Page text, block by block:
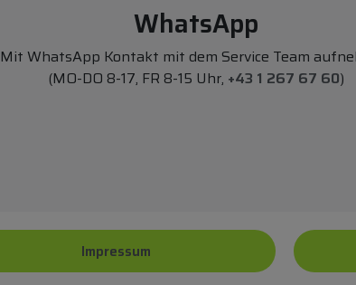
WhatsApp
Mit WhatsApp Kontakt mit dem Service Team
(MO-DO 8-17, FR 8-15 Uhr, +43 1 267 67 60)
Impressum